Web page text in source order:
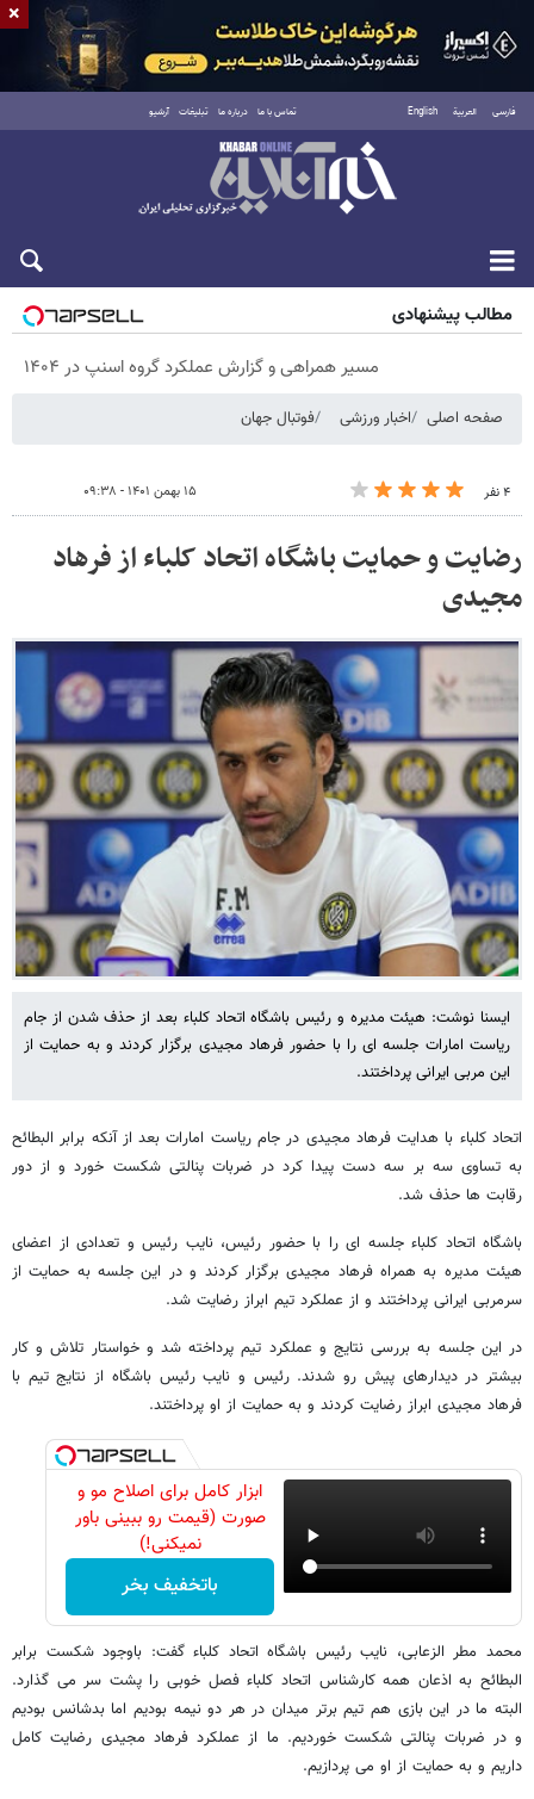
فارسی العربية English تماس با ما درباره ما تبلیغات آرشیو
پنجشنبه ۱۵ مرداد ۱۴۰۵
مطالب پیشنهادی
مسیر همراهی و گزارش عملکرد گروه اسنپ در ۱۴۰۴
صفحه اصلی اخبار ورزشی فوتبال جهان
۴ نفر ۱۵ بهمن ۱۴۰۱ - ۰۹:۳۸
رضایت و حمایت باشگاه اتحاد کلباء از فرهاد
مجیدی
ایسنا نوشت: هیئت مدیره و رئیس باشگاه اتحاد کلباء بعد از حذف شدن از جام
ریاست امارات جلسه ای را با حضور فرهاد مجیدی برگزار کردند و به حمایت از
این مربی ایرانی پرداختند.
اتحاد کلباء با هدایت فرهاد مجیدی در جام ریاست امارات بعد از آنکه برابر البطائح
به تساوی سه بر سه دست پیدا کرد در ضربات پنالتی شکست خورد و از دور
رقابت ها حذف شد.
باشگاه اتحاد کلباء جلسه ای را با حضور رئیس، نایب رئیس و تعدادی از اعضای
هیئت مدیره به همراه فرهاد مجیدی برگزار کردند و در این جلسه به حمایت از
سرمربی ایرانی پرداختند و از عملکرد تیم ابراز رضایت شد.
در این جلسه به بررسی نتایج و عملکرد تیم پرداخته شد و خواستار تلاش و کار
بیشتر در دیدارهای پیش رو شدند. رئیس و نایب رئیس باشگاه از نتایج تیم با
فرهاد مجیدی ابراز رضایت کردند و به حمایت از او پرداختند.
ابزار کامل برای اصلاح مو و
صورت (قیمت رو ببینی باور
نمیکنی!)
باتخفیف بخر
محمد مطر الزعابی، نایب رئیس باشگاه اتحاد کلباء گفت: باوجود شکست برابر
البطائح به اذعان همه کارشناس اتحاد کلباء فصل خوبی را پشت سر می گذارد.
البته ما در این بازی هم تیم برتر میدان در هر دو نیمه بودیم اما بدشانس بودیم
و در ضربات پنالتی شکست خوردیم. ما از عملکرد فرهاد مجیدی رضایت کامل
داریم و به حمایت از او می پردازیم.
×